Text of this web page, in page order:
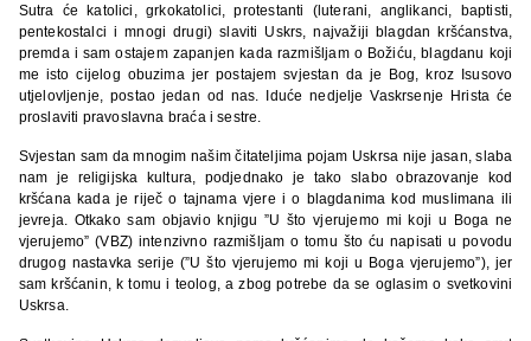
Sutra će katolici, grkokatolici, protestanti (luterani, anglikanci, baptisti,
pentekostalci i mnogi drugi) slaviti Uskrs, najvažiji blagdan kršćanstva,
premda i sam ostajem zapanjen kada razmišljam o Božiću, blagdanu koji
me isto cijelog obuzima jer postajem svjestan da je Bog, kroz Isusovo
utjelovljenje, postao jedan od nas. Iduće nedjelje Vaskrsenje Hrista će
proslaviti pravoslavna braća i sestre.
Svjestan sam da mnogim našim čitateljima pojam Uskrsa nije jasan, slaba
nam je religijska kultura, podjednako je tako slabo obrazovanje kod
kršćana kada je riječ o tajnama vjere i o blagdanima kod muslimana ili
jevreja. Otkako sam objavio knjigu ”U što vjerujemo mi koji u Boga ne
vjerujemo” (VBZ) intenzivno razmišljam o tomu što ću napisati u povodu
drugog nastavka serije (”U što vjerujemo mi koji u Boga vjerujemo”), jer
sam kršćanin, k tomu i teolog, a zbog potrebe da se oglasim o svetkovini
Uskrsa.